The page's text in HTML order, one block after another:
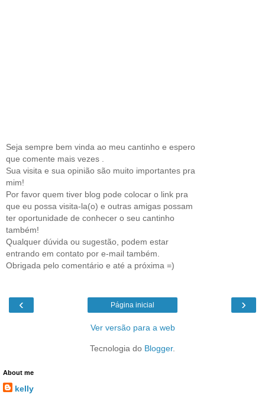
Seja sempre bem vinda ao meu cantinho e espero
que comente mais vezes .
Sua visita e sua opinião são muito importantes pra
mim!
Por favor quem tiver blog pode colocar o link pra
que eu possa visita-la(o) e outras amigas possam
ter oportunidade de conhecer o seu cantinho
também!
Qualquer dúvida ou sugestão, podem estar
entrando em contato por e-mail também.
Obrigada pelo comentário e até a próxima =)
‹ ›
Página inicial
Ver versão para a web
Tecnologia do Blogger.
About me
kelly